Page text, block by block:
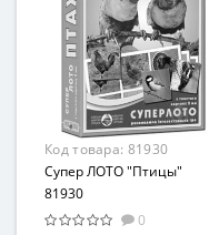
Возраст
От 6-ти лет
Жанр
Развлекательные
Код товара: 81930
Супер ЛОТО "Птицы"
81930
0